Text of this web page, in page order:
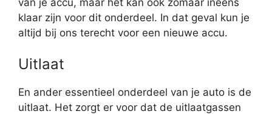
klaar zijn voor dit onderdeel. In dat geval kun je
altijd bij ons terecht voor een nieuwe accu.
Uitlaat
En ander essentieel onderdeel van je auto is de
uitlaat. Het zorgt er voor dat de uitlaatgassen